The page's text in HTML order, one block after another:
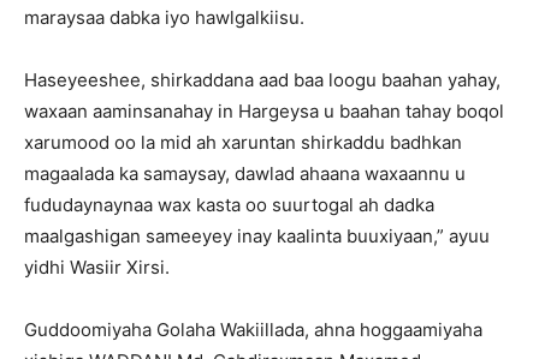
maraysaa dabka iyo hawlgalkiisu.
Haseyeeshee, shirkaddana aad baa loogu baahan yahay,
waxaan aaminsanahay in Hargeysa u baahan tahay boqol
xarumood oo la mid ah xaruntan shirkaddu badhkan
magaalada ka samaysay, dawlad ahaana waxaannu u
fududaynaynaa wax kasta oo suurtogal ah dadka
maalgashigan sameeyey inay kaalinta buuxiyaan,” ayuu
yidhi Wasiir Xirsi.
Guddoomiyaha Golaha Wakiillada, ahna hoggaamiyaha